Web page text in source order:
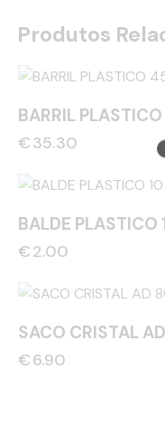
Produtos
BARRIL
€35.30
BALDE PLASTICO
€2.00
SACO CRISTAL
€6.90